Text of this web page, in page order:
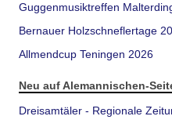
Guggenmusiktreffen
Bernauer Holzschneflertage
Allmendcup Teningen 2026
Neu auf Alemannischen-
Dreisamtäler - Regionale